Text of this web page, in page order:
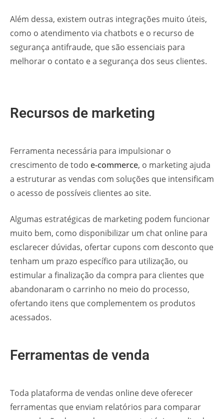
Além dessa, existem outras integrações muito úteis,
como o atendimento via chatbots e o recurso de
segurança antifraude, que são essenciais para
melhorar o contato e a segurança dos seus clientes.
Recursos de marketing
Ferramenta necessária para impulsionar o
crescimento de todo e-commerce, o marketing ajuda
a estruturar as vendas com soluções que intensificam
o acesso de possíveis clientes ao site.
Algumas estratégicas de marketing podem funcionar
muito bem, como disponibilizar um chat online para
esclarecer dúvidas, ofertar cupons com desconto que
tenham um prazo específico para utilização, ou
estimular a finalização da compra para clientes que
abandonaram o carrinho no meio do processo,
ofertando itens que complementem os produtos
acessados.
Ferramentas de venda
Toda plataforma de vendas online deve oferecer
ferramentas que enviam relatórios para comparar